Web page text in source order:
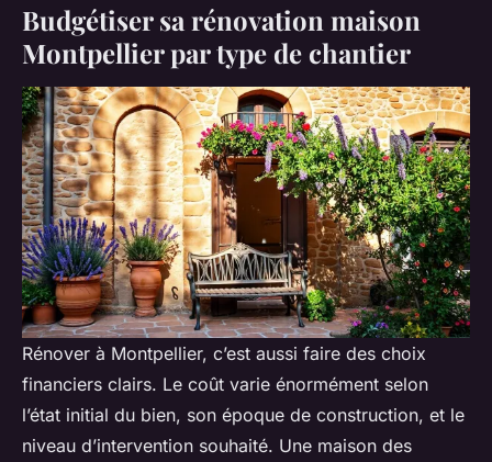
Budgétiser sa rénovation maison
Montpellier par type de chantier
Rénover à Montpellier, c’est aussi faire des choix
financiers clairs. Le coût varie énormément selon
l’état initial du bien, son époque de construction, et le
niveau d’intervention souhaité. Une maison des